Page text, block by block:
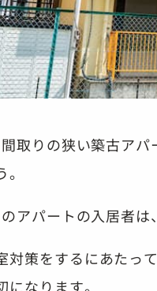
取りの狭い築古ア
アパートの入居者は
対策をするにあたっ
なります。